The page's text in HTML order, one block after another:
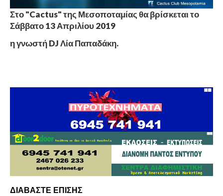
Στο "Cactus" της Μεσοποταμίας θα βρίσκεται το
Σάββατο 13 Απριλίου 2019
η γνωστή DJ Λία Παπαδάκη.
ΔΙΑΒΑΣΤΕ ΕΠΙΣΗΣ